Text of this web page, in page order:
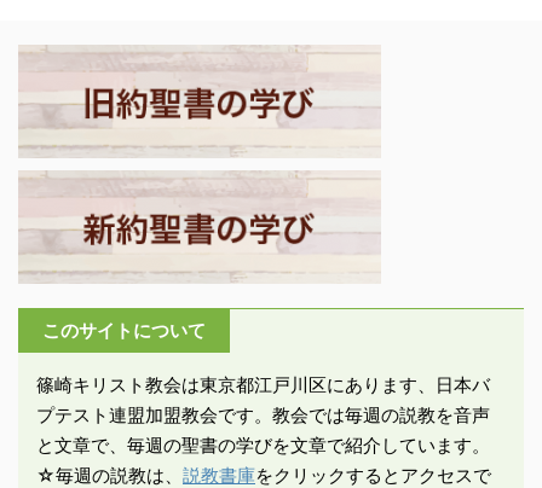
は「人々の病をいやし、
悪霊を追い出す」ことだ
った。－マタイ10：7-
8「行って、『天の国は
近づいた』と宣べ伝えな
さい。病人をいやし、死
者を生き返らせ、重い皮
膚病を患っている人を清
くし、悪霊を追い払いな
さい」。 ・しかし弟子た
ちが派遣される地は危険
エスは「注意深くあれ」
よ語られる。 －マタイ
10 ...
このサイトについて
篠崎キリスト教会は東京都江戸川区にあります、日本バ
プテスト連盟加盟教会です。教会では毎週の説教を音声
と文章で、毎週の聖書の学びを文章で紹介しています。
☆毎週の説教は、 説教書庫をクリックするとアクセスで